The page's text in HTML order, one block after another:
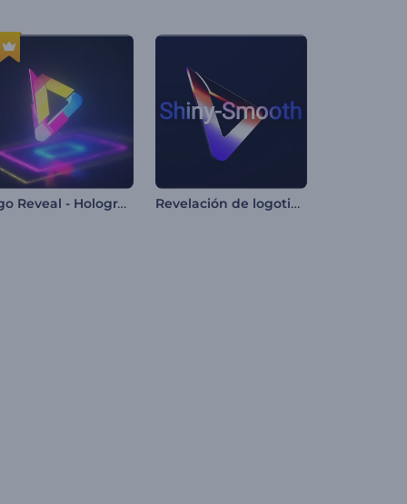
Logo Reveal - Holograma Colorido Revelación de logotipo brillante y suave